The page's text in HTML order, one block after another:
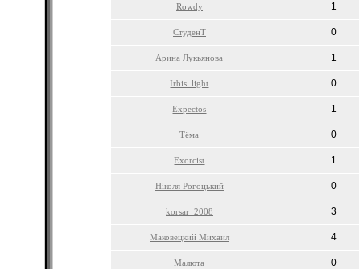
Rowdy 1
СтуденТ 0
Арина Лукьянова 1
Irbis_light 0
Expectos 1
Тёма 0
Exorcist 1
Ніколя Рогоцький 0
korsar_2008 3
Маковецкий Михаил 4
Малюта 0